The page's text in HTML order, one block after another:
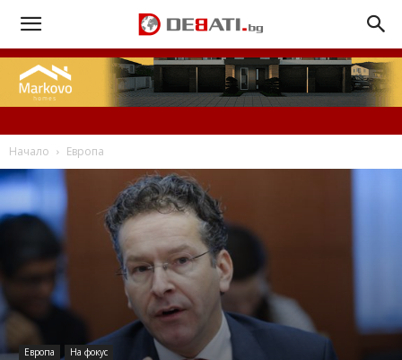
Начало Европа
Европа На фокус